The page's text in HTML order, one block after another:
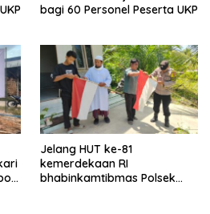
bagi 60 Personel Peserta UKP
Jelang HUT ke-81
kemerdekaan RI
bhabinkamtibmas Polsek